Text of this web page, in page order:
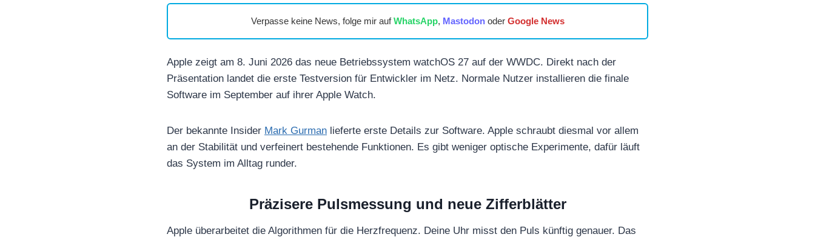
Verpasse keine News, folge mir aufWhatsApp, Mastodonoder Google News
Apple zeigt am 8. Juni 2026 das neue Betriebssystem watchOS 27 auf der WWDC. Direkt nach der
Präsentation landet die erste Testversion für Entwickler im Netz. Normale Nutzer installieren die finale
Software im September auf ihrer Apple Watch.
Der bekannte Insider Mark Gurman lieferte erste Details zur Software. Apple schraubt diesmal vor allem
an der Stabilität und verfeinert bestehende Funktionen. Es gibt weniger optische Experimente, dafür läuft
das System im Alltag runder.
Präzisere Pulsmessung und neue Zifferblätter
Apple überarbeitet die Algorithmen für die Herzfrequenz. Deine Uhr misst den Puls künftig genauer. Das